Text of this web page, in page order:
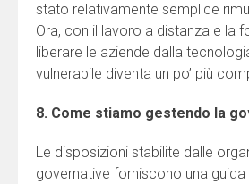
stato relativamente semplice
Ora, con il lavoro a distanza e la
liberare le aziende dalla
vulnerabile diventa un po’ più
8. Come stiamo gestendo la
Le disposizioni stabilite dalle
governative forniscono una guida